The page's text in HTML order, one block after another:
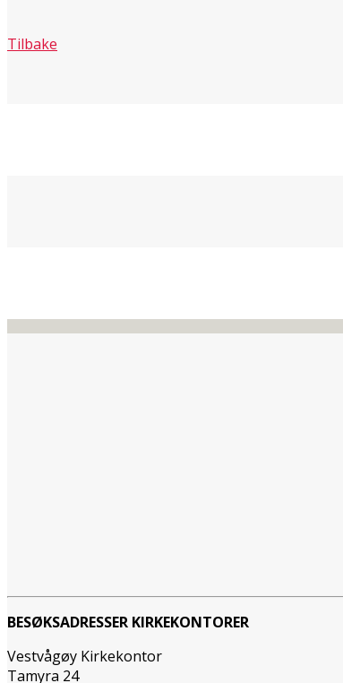
Tilbake
BESØKSADRESSER KIRKEKONTORER
Vestvågøy Kirkekontor
Tamyra 24